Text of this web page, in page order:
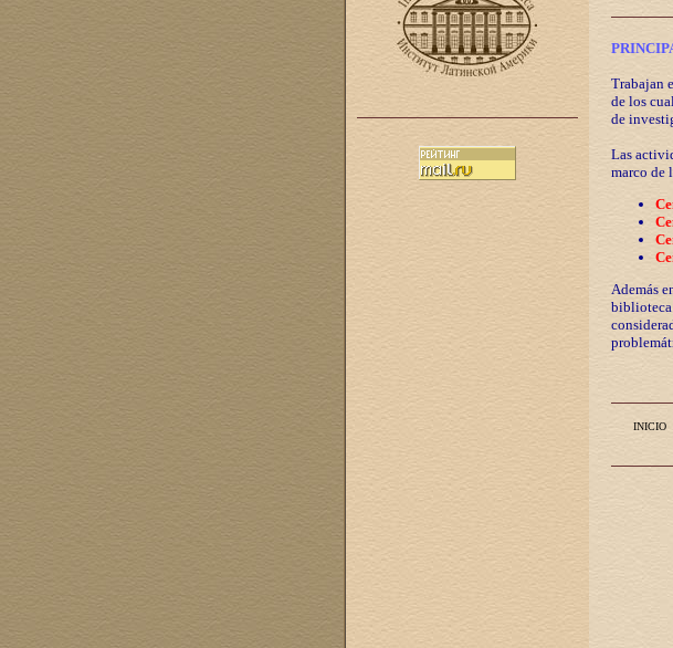
Trabajan
de los
de
Las
marco de
Además
biblioteca
INICIO